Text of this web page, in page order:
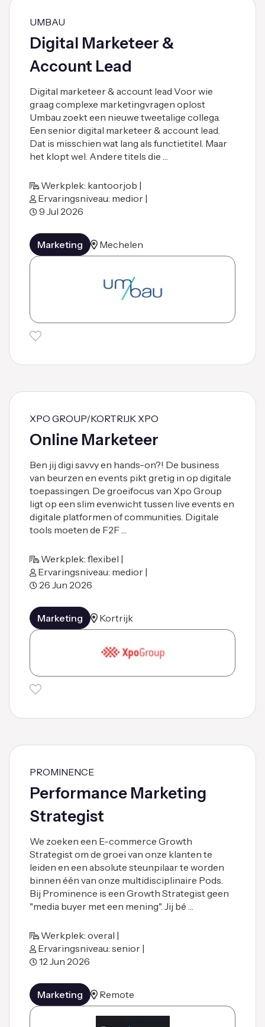
UMBAU
Digital Marketeer &
Account Lead
Digital marketeer & account lead Voor wie
graag complexe marketingvragen oplost
Umbau zoekt een nieuwe tweetalige collega.
Een senior digital marketeer & account lead.
Dat is misschien wat lang als functietitel. Maar
het klopt wel. Andere titels die …
Werkplek: kantoorjob |
Ervaringsniveau: medior |
9 Jul 2026
Marketing Mechelen
XPO GROUP/KORTRIJK XPO
Online Marketeer
Ben jij digi savvy en hands-on?! De business
van beurzen en events pikt gretig in op digitale
toepassingen. De groeifocus van Xpo Group
ligt op een slim evenwicht tussen live events en
digitale platformen of communities. Digitale
tools moeten de F2F …
Werkplek: flexibel |
Ervaringsniveau: medior |
26 Jun 2026
Marketing Kortrijk
PROMINENCE
Performance Marketing
Strategist
We zoeken een E-commerce Growth
Strategist om de groei van onze klanten te
leiden en een absolute steunpilaar te worden
binnen één van onze multidisciplinaire Pods.
Bij Prominence is een Growth Strategist geen
"media buyer met een mening". Jij bé …
Werkplek: overal |
Ervaringsniveau: senior |
12 Jun 2026
Marketing Remote